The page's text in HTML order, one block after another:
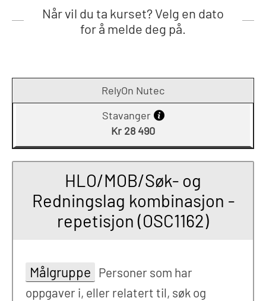
Når vil du ta kurset? Velg en dato
for å melde deg på.
RelyOn Nutec
Stavanger
Kr 28 490
HLO/MOB/Søk- og
Redningslag kombinasjon -
repetisjon (OSC1162)
Målgruppe Personer som har
oppgaver i, eller relatert til, søk og